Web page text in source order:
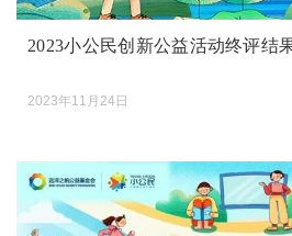
2023小公民创新公益活动终评结
2023年11月24日